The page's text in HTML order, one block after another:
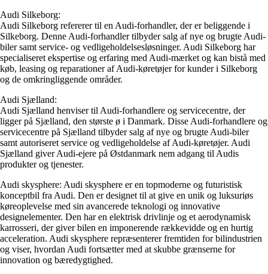
Audi Silkeborg:
Audi Silkeborg refererer til en Audi-forhandler, der er beliggende i
Silkeborg. Denne Audi-forhandler tilbyder salg af nye og brugte Audi-
biler samt service- og vedligeholdelsesløsninger. Audi Silkeborg har
specialiseret ekspertise og erfaring med Audi-mærket og kan bistå med
køb, leasing og reparationer af Audi-køretøjer for kunder i Silkeborg
og de omkringliggende områder.
Audi Sjælland:
Audi Sjælland henviser til Audi-forhandlere og servicecentre, der
ligger på Sjælland, den største ø i Danmark. Disse Audi-forhandlere og
servicecentre på Sjælland tilbyder salg af nye og brugte Audi-biler
samt autoriseret service og vedligeholdelse af Audi-køretøjer. Audi
Sjælland giver Audi-ejere på Østdanmark nem adgang til Audis
produkter og tjenester.
Audi skysphere: Audi skysphere er en topmoderne og futuristisk
konceptbil fra Audi. Den er designet til at give en unik og luksuriøs
køreoplevelse med sin avancerede teknologi og innovative
designelementer. Den har en elektrisk drivlinje og et aerodynamisk
karrosseri, der giver bilen en imponerende rækkevidde og en hurtig
acceleration. Audi skysphere repræsenterer fremtiden for bilindustrien
og viser, hvordan Audi fortsætter med at skubbe grænserne for
innovation og bæredygtighed.